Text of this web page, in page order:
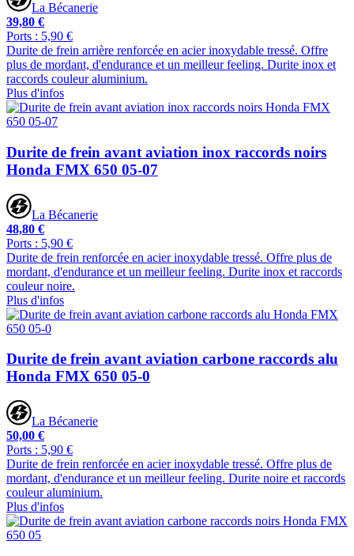
La Bécanerie
39,80 €
Ports : 5,90 €
Durite de frein arrière renforcée en acier inoxydable tressé. Offre
plus de mordant, d'endurance et un meilleur feeling. Durite inox et
raccords couleur aluminium.
Plus d'infos
Durite de frein avant aviation inox raccords noirs
Honda FMX 650 05-07
La Bécanerie
48,80 €
Ports : 5,90 €
Durite de frein renforcée en acier inoxydable tressé. Offre plus de
mordant, d'endurance et un meilleur feeling. Durite inox et raccords
couleur noire.
Plus d'infos
Durite de frein avant aviation carbone raccords alu
Honda FMX 650 05-0
La Bécanerie
50,00 €
Ports : 5,90 €
Durite de frein renforcée en acier inoxydable tressé. Offre plus de
mordant, d'endurance et un meilleur feeling. Durite noire et raccords
couleur aluminium.
Plus d'infos